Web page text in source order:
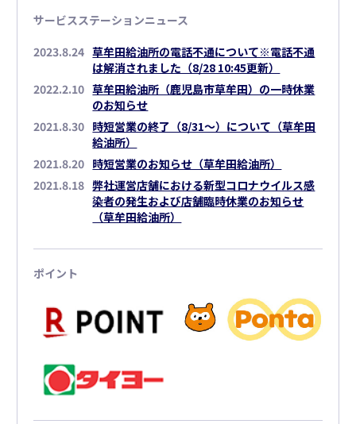
サービスステーションニュース
2023.8.24 草牟田給油所の電話不通について※電話不通
は解消されました（8/28 10:45更新）
2022.2.10 草牟田給油所（鹿児島市草牟田）の一時休業
のお知らせ
2021.8.30 時短営業の終了（8/31～）について（草牟田
給油所）
2021.8.20 時短営業のお知らせ（草牟田給油所）
2021.8.18 弊社運営店舗における新型コロナウイルス感
染者の発生および店舗臨時休業のお知らせ
（草牟田給油所）
ポイント